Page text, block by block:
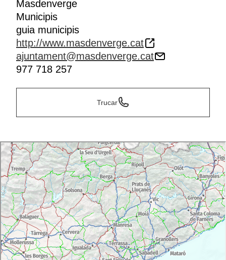
Masdenverge
Municipis
guia municipis
http://www.masdenverge.cat
ajuntament@masdenverge.cat
977 718 257
Trucar